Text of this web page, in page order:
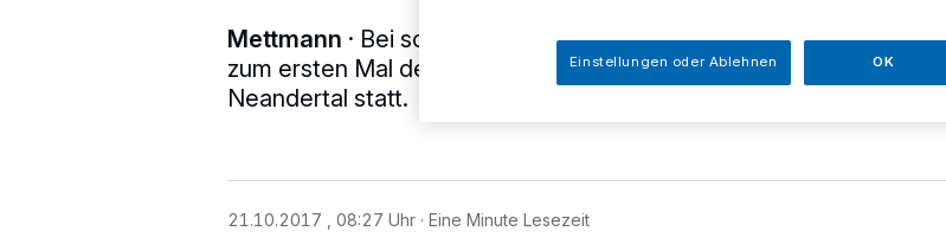
Mettmann · Bei schönstem Wetter fand am Samstag, 14. Oktober,
zum ersten Mal der Tag der offenen Tür an der Grundschule am
Neandertal statt.
21.10.2017 , 08:27 Uhr Eine Minute Lesezeit
Einstellungen oder Ablehnen OK